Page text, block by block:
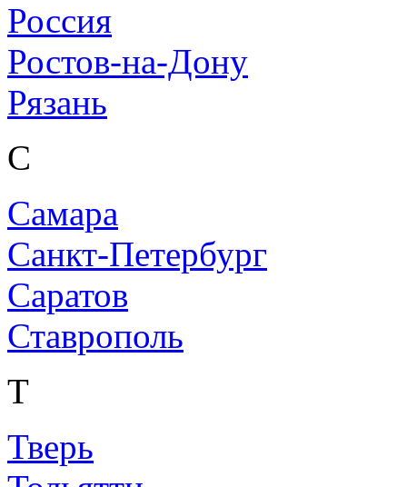
Россия
Ростов-на-Дону
Рязань
С
Самара
Санкт-Петербург
Саратов
Ставрополь
Т
Тверь